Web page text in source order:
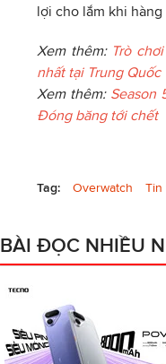
lợi cho lắm khi
Xem thêm: Trò
nhất tại Trung Quốc
Xem thêm: Season
Đóng băng tới chết
Tag: Overwatch Tin
BÀI ĐỌC NHIỀU